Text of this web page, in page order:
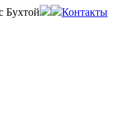
Бухтой
Контакты